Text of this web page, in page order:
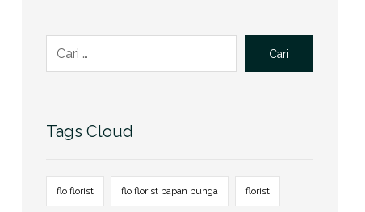
Cari
Tags Cloud
flo florist flo florist papan bunga florist